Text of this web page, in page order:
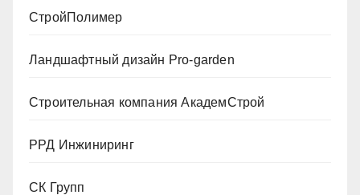
СтройПолимер
Ландшафтный дизайн Pro-garden
Строительная компания АкадемСтрой
РРД Инжиниринг
СК Групп